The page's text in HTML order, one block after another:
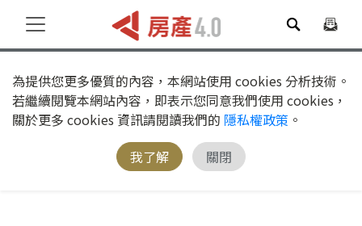
為提供您更多優質的內容，本網站使用 cookies 分析技術。
若繼續閱覽本網站內容，即表示您同意我們使用 cookies，
關於更多 cookies 資訊請閱讀我們的 隱私權政策 。
我了解
關閉